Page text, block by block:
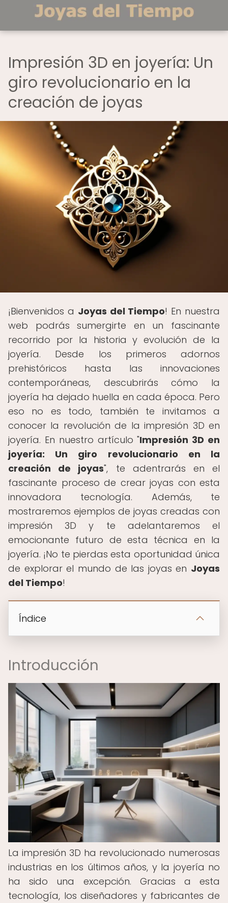
Impresión 3D en joyería: Un
giro revolucionario en la
creación de joyas
¡Bienvenidos a Joyas del Tiempo! En nuestra
web podrás sumergirte en un fascinante
recorrido por la historia y evolución de la
joyería. Desde los primeros adornos
prehistóricos hasta las innovaciones
contemporáneas, descubrirás cómo la
joyería ha dejado huella en cada época. Pero
eso no es todo, también te invitamos a
conocer la revolución de la impresión 3D en
joyería. En nuestro artículo "Impresión 3D en
joyería: Un giro revolucionario en la
creación de joyas", te adentrarás en el
fascinante proceso de crear joyas con esta
innovadora tecnología. Además, te
mostraremos ejemplos de joyas creadas con
impresión 3D y te adelantaremos el
emocionante futuro de esta técnica en la
joyería. ¡No te pierdas esta oportunidad única
de explorar el mundo de las joyas en Joyas
del Tiempo!
Índice
Introducción
La impresión 3D ha revolucionado numerosas
industrias en los últimos años, y la joyería no
ha sido una excepción. Gracias a esta
tecnología, los diseñadores y fabricantes de